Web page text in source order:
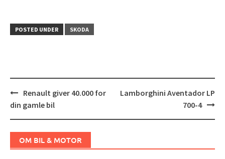
POSTED UNDER SKODA
Post
navigation
Renault giver 40.000 for
din gamle bil
Lamborghini Aventador LP
700-4
OM BIL & MOTOR